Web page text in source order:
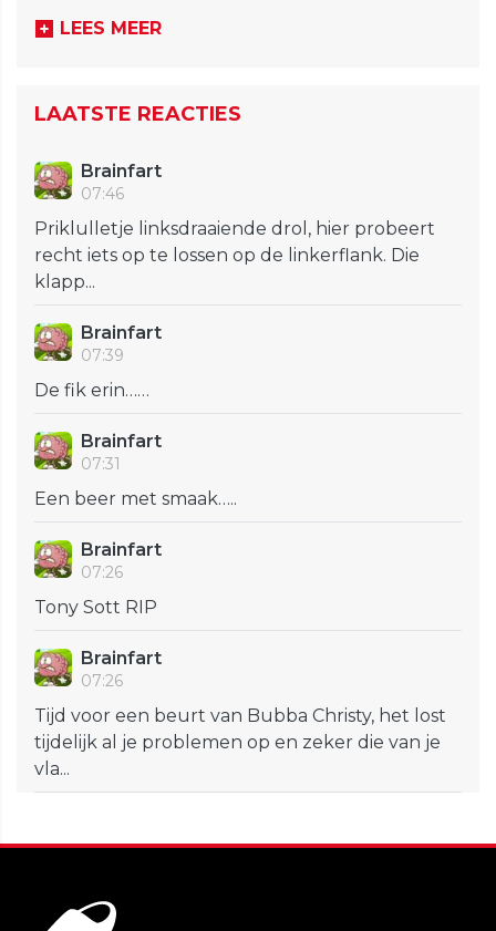
LEES MEER
LAATSTE REACTIES
Brainfart
07:46
Priklulletje linksdraaiende drol, hier probeert
recht iets op te lossen op de linkerflank. Die
klapp...
Brainfart
07:39
De fik erin……
Brainfart
07:31
Een beer met smaak…..
Brainfart
07:26
Tony Sott RIP
Brainfart
07:26
Tijd voor een beurt van Bubba Christy, het lost
tijdelijk al je problemen op en zeker die van je
vla...